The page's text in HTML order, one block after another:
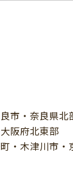
市・奈良県北
阪府北東部
・木津川市・